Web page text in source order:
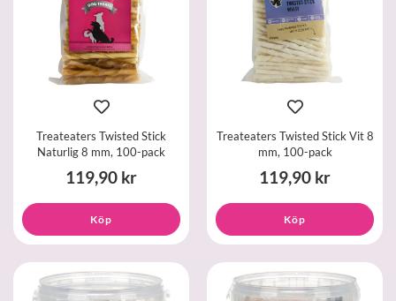
Treateaters Twisted Stick
Naturlig 8 mm, 100-pack
119,90 kr
Köp
Treateaters Twisted Stick Vit 8
mm, 100-pack
119,90 kr
Köp